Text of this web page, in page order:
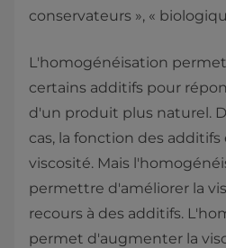
conservateurs », «
L'homogénéisation
certains additifs pour
d'un produit plus naturel.
cas, la fonction des
viscosité. Mais
permettre d'améliorer la
recours à des additifs.
permet d'augmenter la